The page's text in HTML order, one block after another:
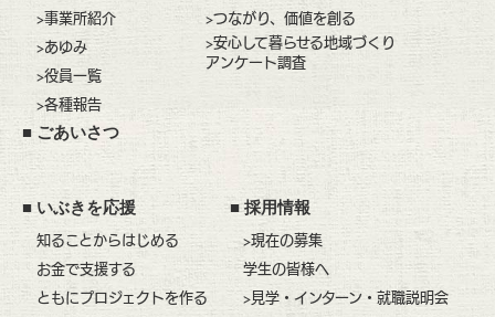
>事業所紹介
>あゆみ
>役員一覧
>各種報告
■ごあいさつ
>つながり、価値を創る
>安心して暮らせる地域づくり
アンケート調査
■ いぶきを応援
知ることからはじめる
お金で支援する
ともにプロジェクトを作る
■採用情報
>現在の募集
学生の皆様へ
>見学・インターン・就職説明会